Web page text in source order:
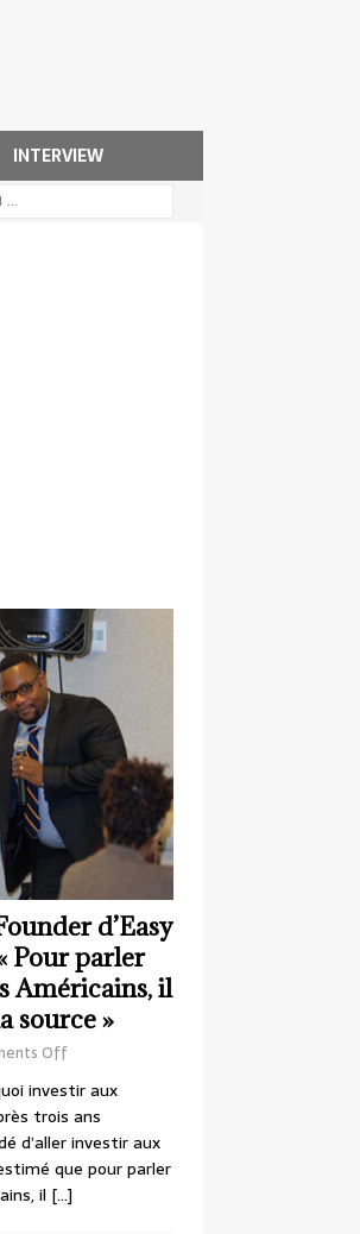
INTERVIEW
d’Easy
Pour parler
Américains, il
source »
Off
investir aux
trois ans
d’aller investir aux
que pour parler
il […]